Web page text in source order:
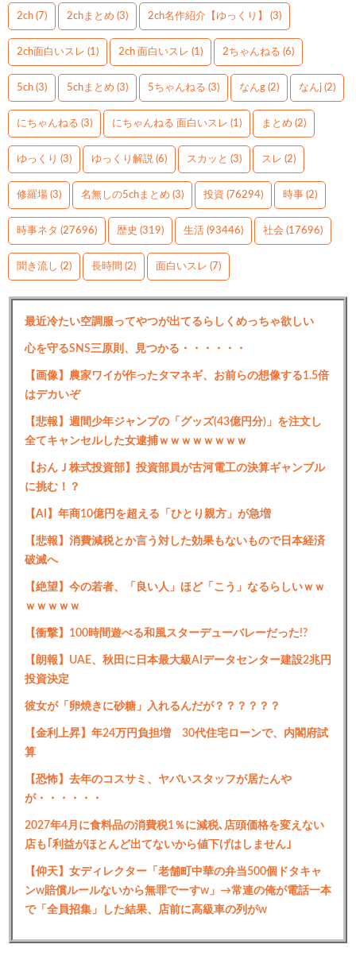
2ch (7) 2chまとめ (3) 2ch名作紹介【ゆっくり】 (3)
2ch面白いスレ (1) 2ch 面白いスレ (1) 2ちゃんねる (6)
5ch (3) 5chまとめ (3) 5ちゃんねる (3) なんg (2) なんj (2)
にちゃんねる (3) にちゃんねる 面白いスレ (1) まとめ (2)
ゆっくり (3) ゆっくり解説 (6) スカッと (3) スレ (2)
修羅場 (3) 名無しの5chまとめ (3) 投資 (76294) 時事 (2)
時事ネタ (27696) 歴史 (319) 生活 (93446) 社会 (17696)
聞き流し (2) 長時間 (2) 面白いスレ (7)
最近冷たい空調服ってやつが出てるらしくめっちゃ欲しい
心を守るSNS三原則、見つかる・・・・・・
【画像】農家ワイが作ったタマネギ、お前らの想像する1.5倍
はデカいぞ
【悲報】週間少年ジャンプの「グッズ(43億円分)」を注文し
全てキャンセルした女逮捕ｗｗｗｗｗｗｗｗ
【おんＪ株式投資部】投資部員が古河電工の決算ギャンブル
に挑む！？
【AI】年商10億円を超える「ひとり親方」が急増
【悲報】消費減税とか言う対した効果もないもので日本経済
破滅へ
【絶望】今の若者、「良い人」ほど「こう」なるらしいｗｗ
ｗｗｗｗｗ
【衝撃】100時間遊べる和風スターデューバレーだった!?
【朗報】UAE、秋田に日本最大級AIデータセンター建設2兆円
投資決定
彼女が「卵焼きに砂糖」入れるんだが？？？？？？
【金利上昇】年24万円負担増 30代住宅ローンで、内閣府試
算
【恐怖】去年のコスサミ、ヤバいスタッフが居たんや
が・・・・・・
2027年4月に食料品の消費税1％に減税､店頭価格を変えない
店も｢利益がほとんど出てないから値下げはしません｣
【仰天】女ディレクター「老舗町中華の弁当500個ドタキャ
ンw賠償ルールないから無罪でーすw」→常連の俺が電話一本
で「全員招集」した結果、店前に高級車の列がw